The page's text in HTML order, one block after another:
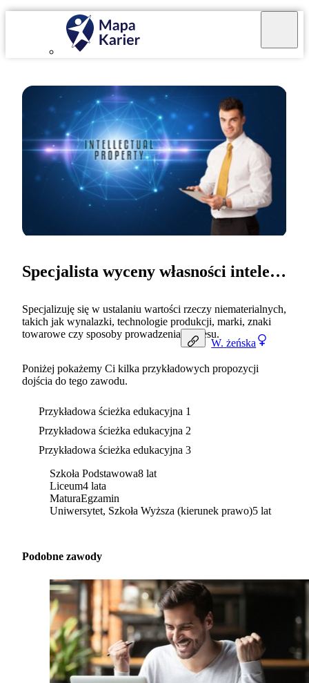
W. żeńska
Specjalista wyceny własności intelektualnej
Specjalizuję się w ustalaniu wartości rzeczy niematerialnych,
takich jak wynalazki, technologie produkcji, marki, znaki
towarowe czy sposoby prowadzenia biznesu.
Poniżej pokażemy Ci kilka przykładowych propozycji
dojścia do tego zawodu.
Przykładowa ścieżka edukacyjna 1
Przykładowa ścieżka edukacyjna 2
Przykładowa ścieżka edukacyjna 3
Szkoła Podstawowa8 lat
Liceum4 lata
MaturaEgzamin
Uniwersytet, Szkoła Wyższa (kierunek prawo)5 lat
Podobne zawody